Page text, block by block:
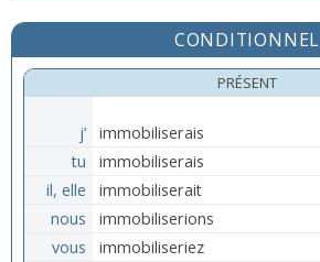
CONDITIONNEL
PRÉSENT
j’
immobiliserais
tu
immobiliserais
il, elle
immobiliserait
nous
immobiliserions
vous
immobiliseriez